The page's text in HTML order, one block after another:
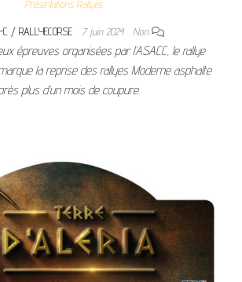
Présentations Rallyes
C / RALLYECORSE 7 juin 2024 Non
épreuves organisées par l’ASACC, le rallye
la reprise des rallyes Moderne asphalte
plus d’un mois de coupure.